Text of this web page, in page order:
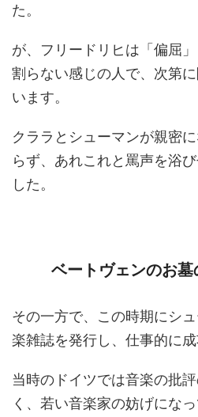
た。
が、フリードリヒは「偏屈
割らない感じの人で、次第
います。
クララとシューマンが親密
らず、あれこれと罵声を浴
した。
ベートヴェンのお
その一方で、この時期にシ
楽雑誌を発行し、仕事的に成
当時のドイツでは音楽の批
く、若い音楽家の妨げにな